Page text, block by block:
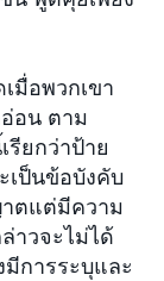
มื่อพวกเขา
อน ตาม
รียกว่าป้าย
เป็นข้อบังคับ
าตแต่มีความ
าวจะไม่ได้
การระบุและ